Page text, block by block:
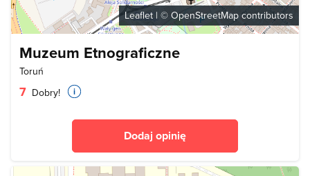
Leaflet | © OpenStreetMap contributors
Muzeum Etnograficzne
Toruń
7 Dobry!
Dodaj opinię